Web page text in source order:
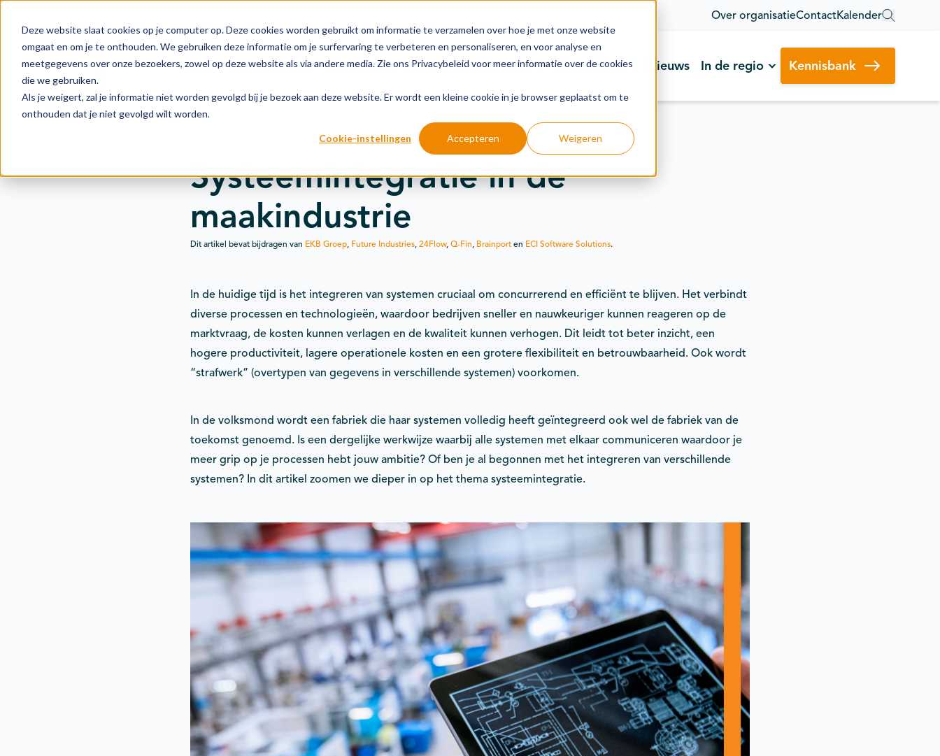
Deze website slaat cookies op je computer op. Deze cookies worden gebruikt om informatie te verzamelen over hoe je met onze website
omgaat en om je te onthouden. We gebruiken deze informatie om je surfervaring te verbeteren en personaliseren, en voor analyse en
meetgegevens over onze bezoekers, zowel op deze website als via andere media. Zie ons Privacybeleid voor meer informatie over de cookies
die we gebruiken.
Als je weigert, zal je informatie niet worden gevolgd bij je bezoek aan deze website. Er wordt een kleine cookie in je browser geplaatst om te
onthouden dat je niet gevolgd wilt worden.
Cookie-instellingen Accepteren Weigeren
Over organisatieContactKalender
Actie Doelstellingen Groeipaden Actuele onderwerpen Financiering Nieuws In de regio Kennisbank
Systeemintegratie in de
maakindustrie
Dit artikel bevat bijdragen van EKB Groep, Future Industries, 24Flow, Q-Fin, Brainport en ECI Software Solutions.
In de huidige tijd is het integreren van systemen cruciaal om concurrerend en efficiënt te blijven. Het verbindt
diverse processen en technologieën, waardoor bedrijven sneller en nauwkeuriger kunnen reageren op de
marktvraag, de kosten kunnen verlagen en de kwaliteit kunnen verhogen. Dit leidt tot beter inzicht, een
hogere productiviteit, lagere operationele kosten en een grotere flexibiliteit en betrouwbaarheid. Ook wordt
“strafwerk” (overtypen van gegevens in verschillende systemen) voorkomen.
In de volksmond wordt een fabriek die haar systemen volledig heeft geïntegreerd ook wel de fabriek van de
toekomst genoemd. Is een dergelijke werkwijze waarbij alle systemen met elkaar communiceren waardoor je
meer grip op je processen hebt jouw ambitie? Of ben je al begonnen met het integreren van verschillende
systemen? In dit artikel zoomen we dieper in op het thema systeemintegratie.